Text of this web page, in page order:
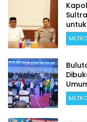
METRO
METRO